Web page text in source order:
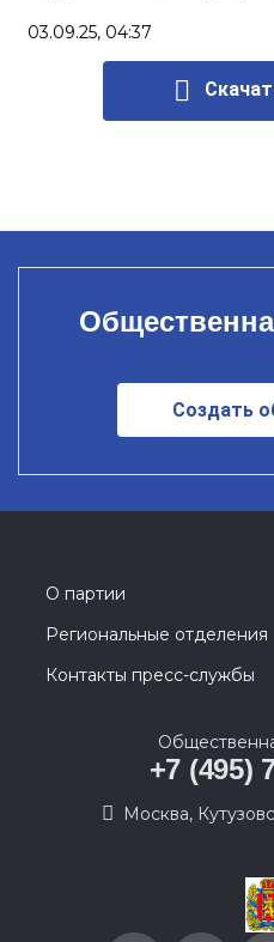
03.09.25, 04:37
Создать
О партии
Региональные отделения
Контакты пресс-службы
+7 (495)
Москва,